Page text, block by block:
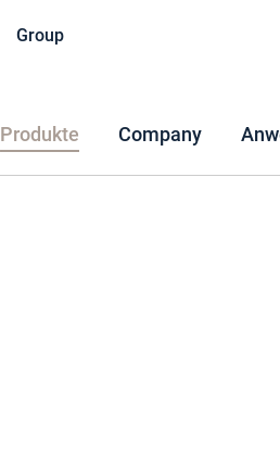
Group
Produkte Company